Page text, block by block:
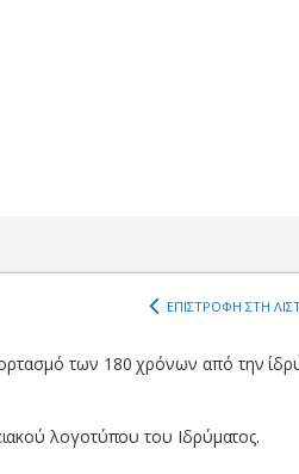
ΕΠΙΣΤΡΟΦΗ ΣΤΗ
των 180 χρόνων από την
λογοτύπου του Ιδρύματος.